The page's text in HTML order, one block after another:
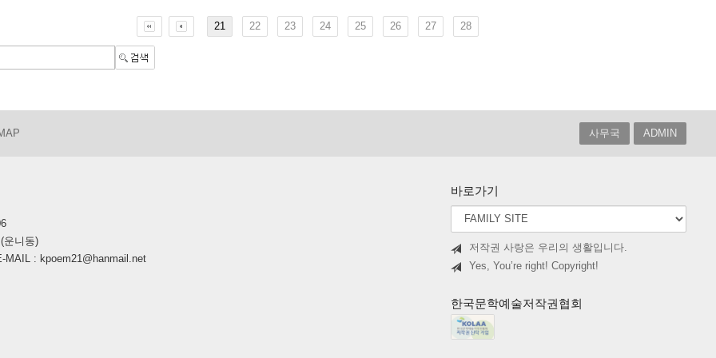
21 22 23 24 25 26 27 28
사무국 ADMIN
운니동)
MAIL : kpoem21@hanmail.net
바로가기
저작권 사랑은 우리의 생활입니다.
Yes, You’re right! Copyright!
한국문학예술저작권협회